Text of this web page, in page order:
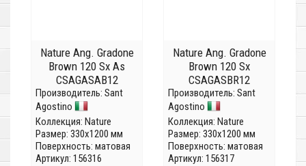
Nature Ang. Gradone
Brown 120 Sx As
CSAGASAB12
Производитель: Sant
Agostino
Коллекция: Nature
Размер: 330x1200 мм
Поверхность: матовая
Артикул: 156316
Nature Ang. Gradone
Brown 120 Sx
CSAGASBR12
Производитель: Sant
Agostino
Коллекция: Nature
Размер: 330x1200 мм
Поверхность: матовая
Артикул: 156317